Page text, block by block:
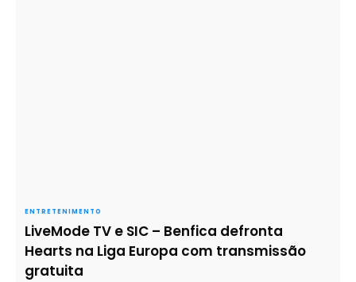
ENTRETENIMENTO
LiveMode TV e SIC – Benfica defronta
Hearts na Liga Europa com transmissão
gratuita